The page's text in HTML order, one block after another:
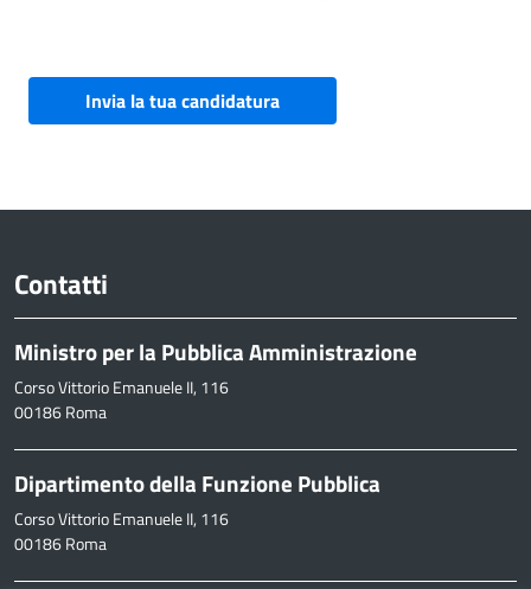
Invia la tua candidatura
Contatti
Ministro per la Pubblica Amministrazione
Corso Vittorio Emanuele II, 116
00186 Roma
Dipartimento della Funzione Pubblica
Corso Vittorio Emanuele II, 116
00186 Roma